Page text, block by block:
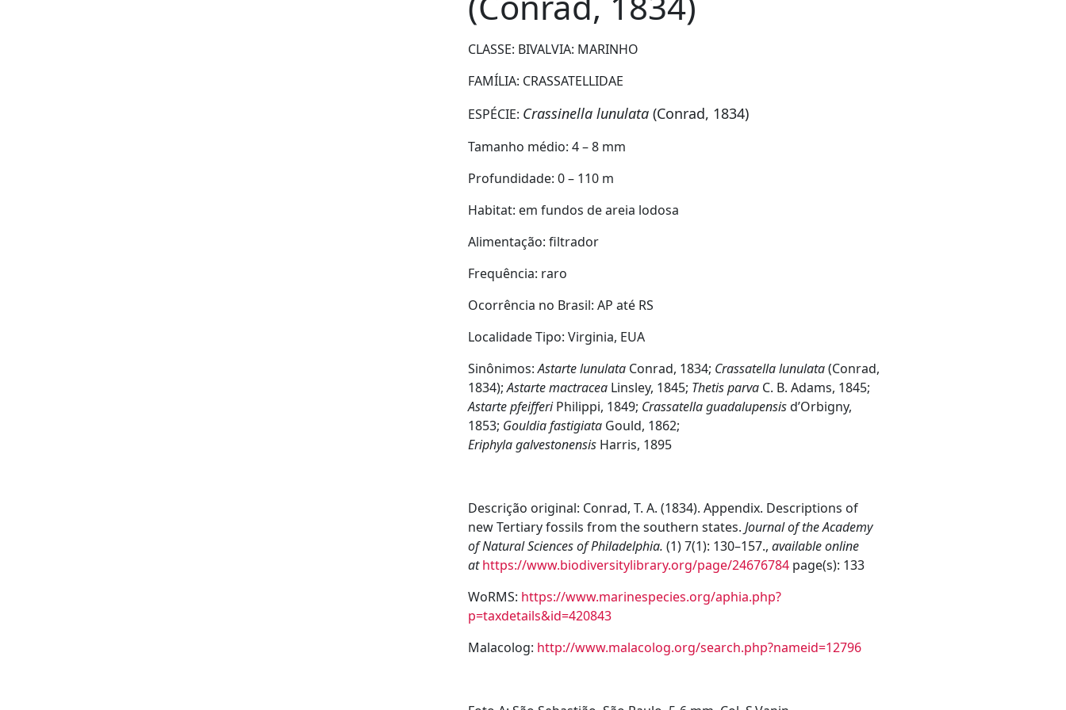
CLASSE: BIVALVIA: MARINHO
FAMÍLIA: CRASSATELLIDAE
ESPÉCIE: Crassinella lunulata (Conrad, 1834)
Tamanho médio: 4– 8 mm
Profundidade: 0 – 110 m
Habitat: em fundos de areia lodosa
Alimentação: filtrador
Frequência: raro
Ocorrência no Brasil: AP até RS
Localidade Tipo: Virginia, EUA
Sinônimos:Astarte lunulata Conrad, 1834; Crassatella lunulata(Conrad,
1834);Astarte mactracea Linsley, 1845; Thetis parva C. B. Adams, 1845;
Astarte pfeifferiPhilippi, 1849; Crassatella guadalupensisd’Orbigny,
1853; Gouldia fastigiata Gould, 1862;
Eriphyla galvestonensis Harris, 1895
Descrição original: Conrad, T. A. (1834). Appendix. Descriptions of
new Tertiary fossils from the southern states. Journal of the Academy
of Natural Sciences of Philadelphia. (1) 7(1): 130–157., available online
at https://www.biodiversitylibrary.org/page/24676784 page(s): 133
WoRMS: https://www.marinespecies.org/aphia.php?
p=taxdetails&id=420843
Malacolog: http://www.malacolog.org/search.php?nameid=12796